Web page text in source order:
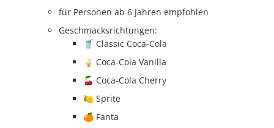
für Personen ab 6 Jahren empfohlen
Geschmacksrichtungen:
🥤 Classic Coca-Cola
🍦 Coca-Cola Vanilla
🍒 Coca-Cola Cherry
🍋 Sprite
🍊 Fanta